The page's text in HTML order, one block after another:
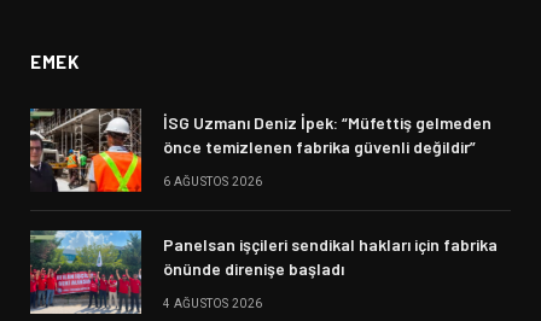
EMEK
İSG Uzmanı Deniz İpek: “Müfettiş gelmeden
önce temizlenen fabrika güvenli değildir”
6 AĞUSTOS 2026
Panelsan işçileri sendikal hakları için fabrika
önünde direnişe başladı
4 AĞUSTOS 2026